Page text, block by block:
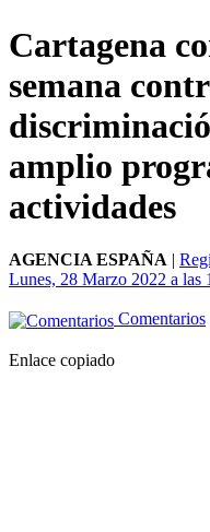
Cartagena
semana
amplio
actividades
AGENCIA ESPAÑA |
Lunes, 28 Marzo 2022 a las
Comentarios
Enlace copiado